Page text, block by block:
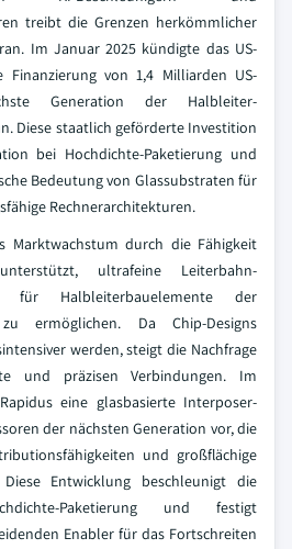
treibt die Grenzen herkömmlicher
Im Januar 2025 kündigte das US-
Finanzierung von 1,4 Milliarden US-
Generation der Halbleiter-
Diese staatlich geförderte Investition
bei Hochdichte-Paketierung und
Bedeutung von Glassubstraten für
Rechnerarchitekturen.
Marktwachstum durch die Fähigkeit
ultrafeine Leiterbahn-
für Halbleiterbauelemente der
ermöglichen. Da Chip-Designs
werden, steigt die Nachfrage
und präzisen Verbindungen. Im
eine glasbasierte Interposer-
der nächsten Generation vor, die
und großflächige
Entwicklung beschleunigt die
Paketierung und festigt
Enabler für das Fortschreiten